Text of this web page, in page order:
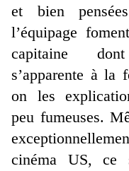
et bien
l’équipage
capitaine
s’apparente à la
on les
peu fumeuses.
cinéma US, ce